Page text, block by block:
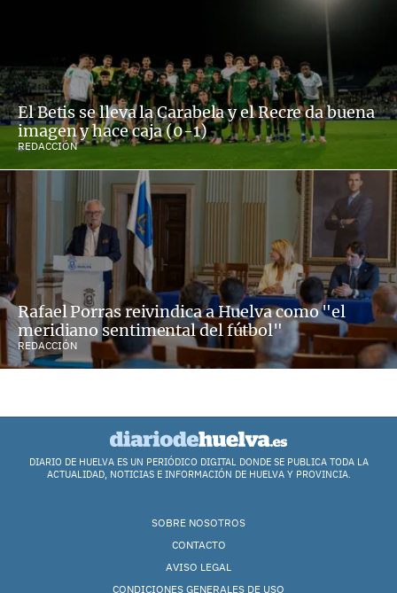
El Betis se lleva la Carabela y el Recre da buena
imagen y hace caja (0-1)
REDACCIÓN
Rafael Porras reivindica a Huelva como "el
meridiano sentimental del fútbol"
REDACCIÓN
DIARIO DE HUELVA ES UN PERIÓDICO DIGITAL DONDE SE PUBLICA TODA LA
ACTUALIDAD, NOTICIAS E INFORMACIÓN DE HUELVA Y PROVINCIA.
SOBRE NOSOTROS
CONTACTO
AVISO LEGAL
CONDICIONES GENERALES DE USO